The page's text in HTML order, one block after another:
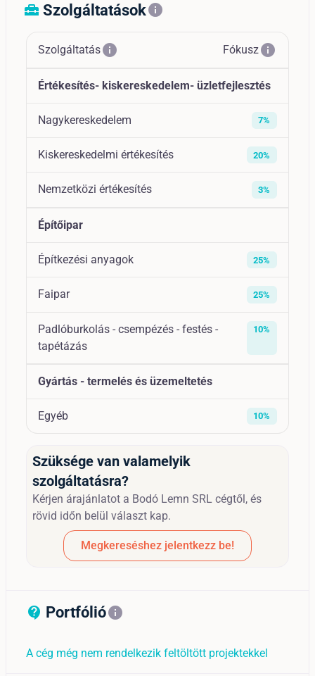
home_repair_service Szolgáltatásokinfo
Szolgáltatásinfo Fókuszinfo
Értékesítés- kiskereskedelem- üzletfejlesztés
Nagykereskedelem 7%
Kiskereskedelmi értékesítés 20%
Nemzetközi értékesítés 3%
Építőipar
Építkezési anyagok 25%
Faipar 25%
Padlóburkolás - csempézés - festés -
tapétázás
10%
Gyártás - termelés és üzemeltetés
Egyéb 10%
Szüksége van valamelyik
szolgáltatásra?
Kérjen árajánlatot a Bodó Lemn SRL cégtől, és
rövid időn belül választ kap.
Megkereséshez jelentkezz be!
contact_support_outline
Portfólióinfo
A cég még nem rendelkezik feltöltött projektekkel